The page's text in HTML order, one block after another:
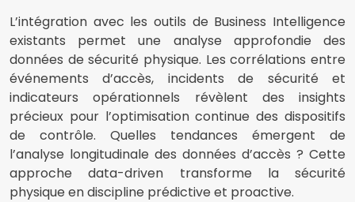
L’intégration avec les outils de Business Intelligence
existants permet une analyse approfondie des
données de sécurité physique. Les corrélations entre
événements d’accès, incidents de sécurité et
indicateurs opérationnels révèlent des insights
précieux pour l’optimisation continue des dispositifs
de contrôle. Quelles tendances émergent de
l’analyse longitudinale des données d’accès ? Cette
approche data-driven transforme la sécurité
physique en discipline prédictive et proactive.